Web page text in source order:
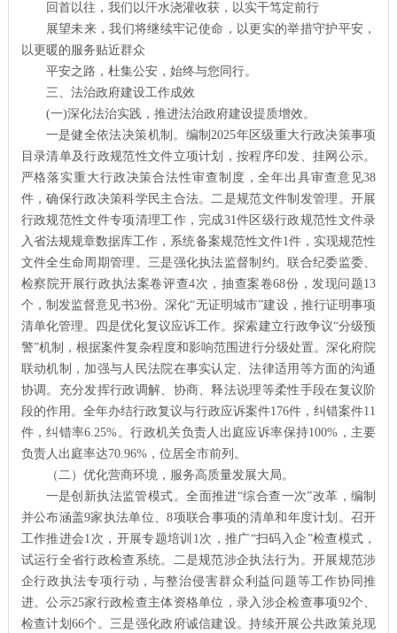
回首以往，我们以汗水浇灌收获，以实干笃定前行
展望未来，我们将继续牢记使命，以更实的举措守护平安，
以更暖的服务贴近群众
平安之路，杜集公安，始终与您同行。
三、法治政府建设工作成效
(一)深化法治实践，推进法治政府建设提质增效。
一是健全依法决策机制。编制2025年区级重大行政决策事项
目录清单及行政规范性文件立项计划，按程序印发、挂网公示。
严格落实重大行政决策合法性审查制度，全年出具审查意见38
件，确保行政决策科学民主合法。二是规范文件制发管理。开展
行政规范性文件专项清理工作，完成31件区级行政规范性文件录
入省法规规章数据库工作，系统备案规范性文件1件，实现规范性
文件全生命周期管理。三是强化执法监督制约。联合纪委监委、
检察院开展行政执法案卷评查4次，抽查案卷68份，发现问题13
个，制发监督意见书3份。深化“无证明城市”建设，推行证明事项
清单化管理。四是优化复议应诉工作。探索建立行政争议“分级预
警”机制，根据案件复杂程度和影响范围进行分级处置。深化府院
联动机制，加强与人民法院在事实认定、法律适用等方面的沟通
协调。充分发挥行政调解、协商、释法说理等柔性手段在复议阶
段的作用。全年办结行政复议与行政应诉案件176件，纠错案件11
件，纠错率6.25%。行政机关负责人出庭应诉率保持100%，主要
负责人出庭率达70.96%，位居全市前列。
（二）优化营商环境，服务高质量发展大局。
一是创新执法监管模式。全面推进“综合查一次”改革，编制
并公布涵盖9家执法单位、8项联合事项的清单和年度计划。召开
工作推进会1次，开展专题培训1次，推广“扫码入企”检查模式，
试运行全省行政检查系统。二是规范涉企执法行为。开展规范涉
企行政执法专项行动，与整治侵害群众利益问题等工作协同推
进。公示25家行政检查主体资格单位，录入涉企检查事项92个、
检查计划66个。三是强化政府诚信建设。持续开展公共政策兑现